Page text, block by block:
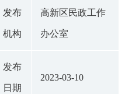
发布
机构
高新区民政工作
办公室
发布
日期
2023-03-10